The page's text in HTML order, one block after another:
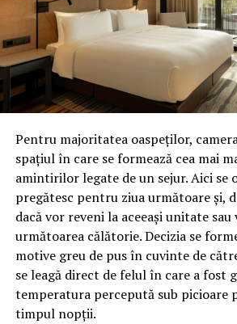
Pentru majoritatea oaspeților,
spațiul în care se formează cea mai
amintirilor legate de un sejur. Aici se
pregătesc pentru ziua următoare și,
dacă vor reveni la aceeași unitate
următoarea călătorie. Decizia se
motive greu de pus în cuvinte de
se leagă direct de felul în care a fost
temperatura percepută sub picioare
timpul nopții.